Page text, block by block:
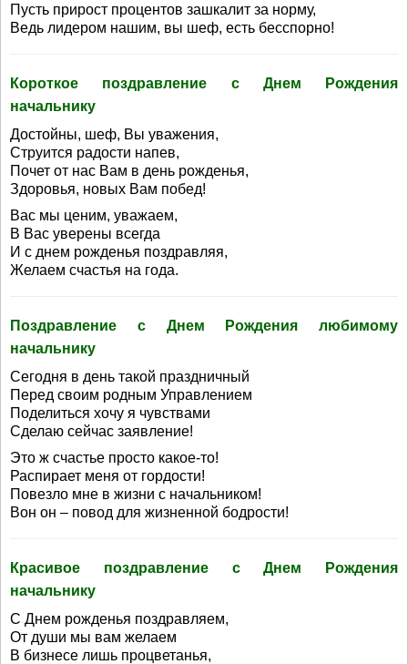
Пусть прирост процентов зашкалит за норму,
Ведь лидером нашим, вы шеф, есть бесспорно!
Короткое поздравление с Днем Рождения
начальнику
Достойны, шеф, Вы уважения,
Струится радости напев,
Почет от нас Вам в день рожденья,
Здоровья, новых Вам побед!
Вас мы ценим, уважаем,
В Вас уверены всегда
И с днем рожденья поздравляя,
Желаем счастья на года.
Поздравление с Днем Рождения любимому
начальнику
Сегодня в день такой праздничный
Перед своим родным Управлением
Поделиться хочу я чувствами
Сделаю сейчас заявление!
Это ж счастье просто какое-то!
Распирает меня от гордости!
Повезло мне в жизни с начальником!
Вон он – повод для жизненной бодрости!
Красивое поздравление с Днем Рождения
начальнику
С Днем рожденья поздравляем,
От души мы вам желаем
В бизнесе лишь процветанья,